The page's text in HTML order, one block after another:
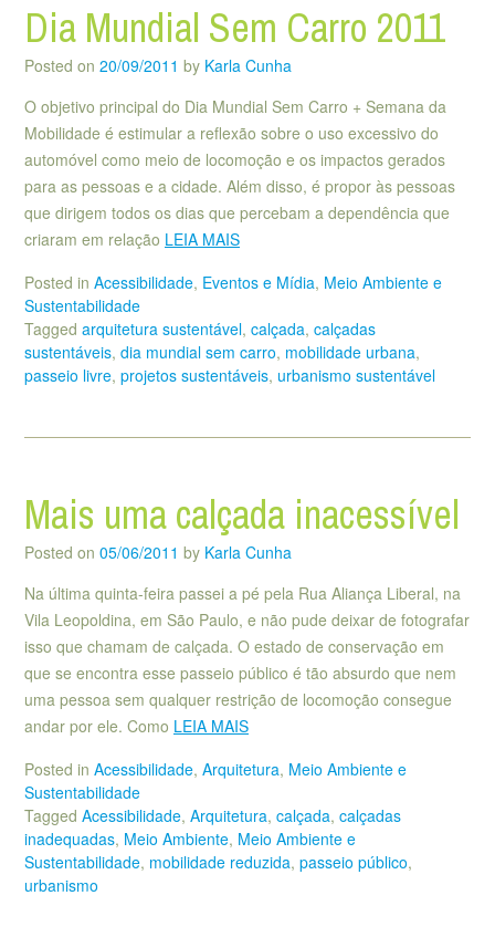
Dia Mundial Sem Carro 2011
Posted on 20/09/2011 by Karla Cunha
O objetivo principal do Dia Mundial Sem Carro + Semana da
Mobilidade é estimular a reflexão sobre o uso excessivo do
automóvel como meio de locomoção e os impactos gerados
para as pessoas e a cidade. Além disso, é propor às pessoas
que dirigem todos os dias que percebam a dependência que
criaram em relação LEIA MAIS
Posted in Acessibilidade, Eventos e Mídia, Meio Ambiente e
Sustentabilidade
Tagged arquitetura sustentável, calçada, calçadas
sustentáveis, dia mundial sem carro, mobilidade urbana,
passeio livre, projetos sustentáveis, urbanismo sustentável
Mais uma calçada inacessível
Posted on 05/06/2011 by Karla Cunha
Na última quinta-feira passei a pé pela Rua Aliança Liberal, na
Vila Leopoldina, em São Paulo, e não pude deixar de fotografar
isso que chamam de calçada. O estado de conservação em
que se encontra esse passeio público é tão absurdo que nem
uma pessoa sem qualquer restrição de locomoção consegue
andar por ele. Como LEIA MAIS
Posted in Acessibilidade, Arquitetura, Meio Ambiente e
Sustentabilidade
Tagged Acessibilidade, Arquitetura, calçada, calçadas
inadequadas, Meio Ambiente, Meio Ambiente e
Sustentabilidade, mobilidade reduzida, passeio público,
urbanismo